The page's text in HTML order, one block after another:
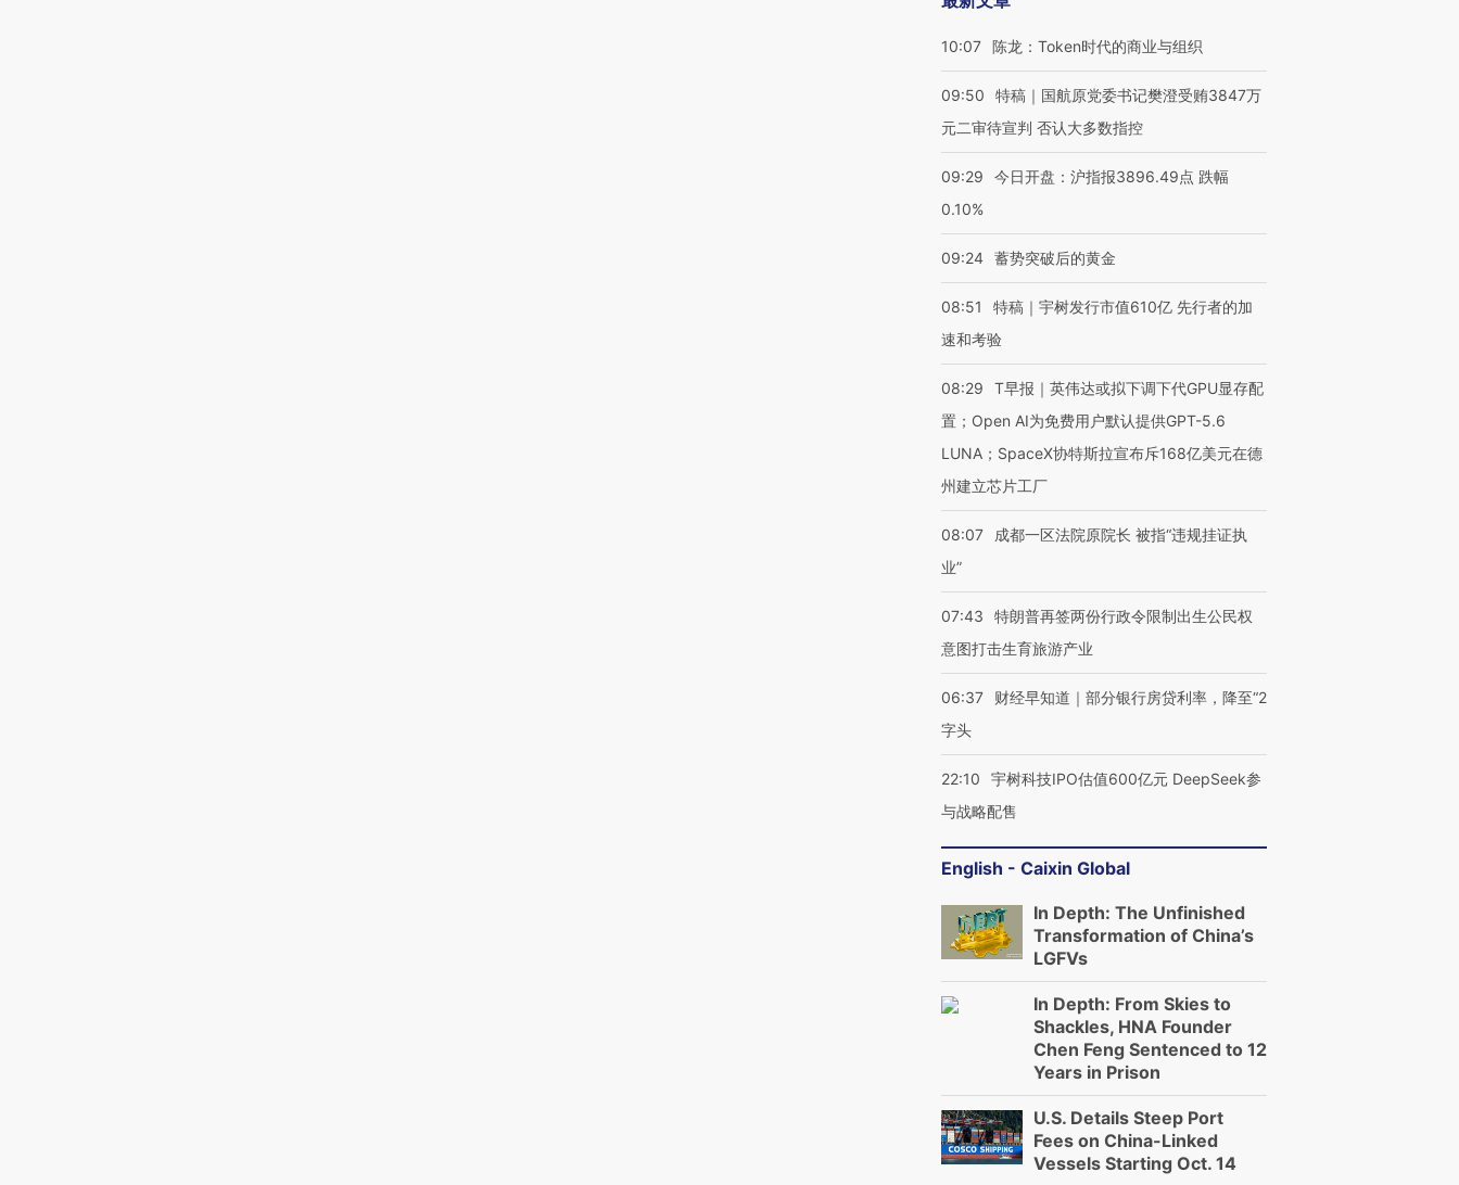
10:07 陈龙：Token时代的商业与组织
09:50
特稿｜国航原党委书记樊澄受贿3847万
元二审待宣判 否认大多数指控
09:29
今日开盘：沪指报3896.49点 跌幅
0.10%
09:24 蓄势突破后的黄金
08:51
特稿｜宇树发行市值610亿 先行者的加
速和考验
08:29
T早报｜英伟达或拟下调下代GPU显存配
置；Open AI为免费用户默认提供GPT-5.6
LUNA；SpaceX协特斯拉宣布斥168亿美元在德
州建立芯片工厂
08:07
成都一区法院原院长 被指“违规挂证执
业”
07:43
特朗普再签两份行政令限制出生公民权
意图打击生育旅游产业
06:37
财经早知道｜部分银行房贷利率，降至“2
字头
22:10
宇树科技IPO估值600亿元 DeepSeek参
与战略配售
English - Caixin Global
In Depth: The Unfinished
Transformation of China’s
LGFVs
In Depth: From Skies to
Shackles, HNA Founder
Chen Feng Sentenced to 12
Years in Prison
U.S. Details Steep Port
Fees on China-Linked
Vessels Starting Oct. 14